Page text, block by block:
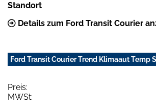
Standort
Details zum Ford Transit Courier
Ford Transit Courier Trend Klimaaut Temp
Preis:
MWSt: